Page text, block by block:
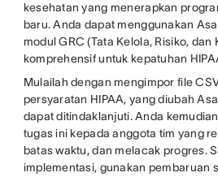
kesehatan yang menerapkan
baru. Anda dapat menggunakan
modul GRC (Tata Kelola, Risiko, dan
komprehensif untuk kepatuhan
Mulailah dengan mengimpor file
persyaratan HIPAA, yang diubah
dapat ditindaklanjuti. Anda
tugas ini kepada anggota tim yang
batas waktu, dan melacak progres.
implementasi, gunakan pembaruan